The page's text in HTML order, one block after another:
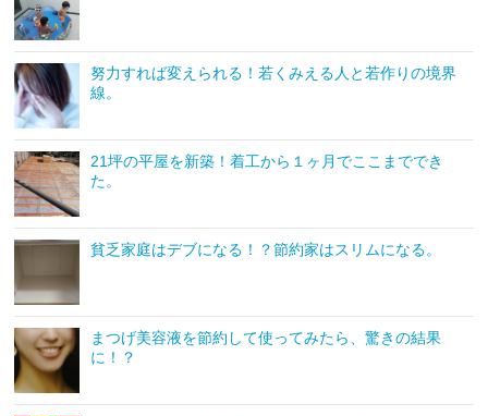
努力すれば変えられる！若くみえる人と若作りの境界
線。
21坪の平屋を新築！着工から１ヶ月でここまででき
た。
貧乏家庭はデブになる！？節約家はスリムになる。
まつげ美容液を節約して使ってみたら、驚きの結果
に！？